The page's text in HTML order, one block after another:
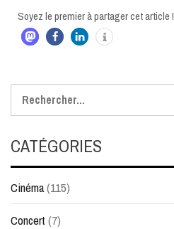
Soyez le premier à partager cet article !
Rechercher :
CATÉGORIES
Cinéma(115)
Concert (7)